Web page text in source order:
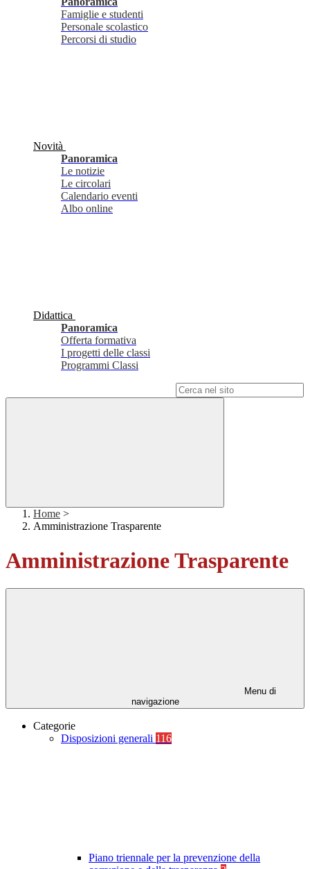
Famiglie e studenti
Personale scolastico
Percorsi di studio
Novità
Panoramica
Le notizie
Le circolari
Calendario eventi
Albo online
Didattica
Panoramica
Offerta formativa
I progetti delle classi
Programmi Classi
Home >
Amministrazione Trasparente
Amministrazione Trasparente
Menu di
navigazione
Categorie
Disposizioni generali 116
Piano triennale per la prevenzione della